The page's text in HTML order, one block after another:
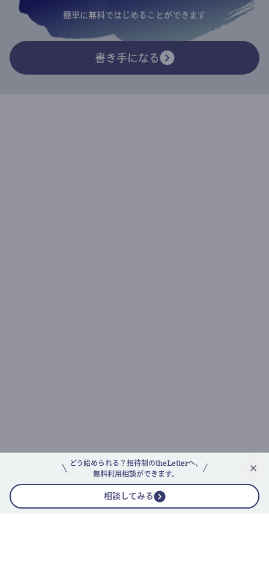
どう始められる？招待制のtheLetterへ、
無料利用相談ができます。
相談してみる
簡単に無料ではじめることができます
書き手になる